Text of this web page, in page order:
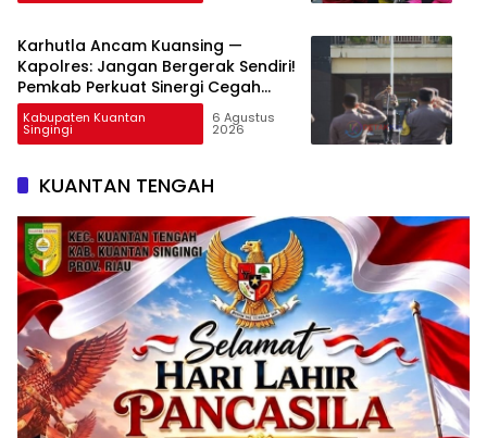
Karhutla Ancam Kuansing —
Kapolres: Jangan Bergerak Sendiri!
Pemkab Perkuat Sinergi Cegah
Bencana
Kabupaten Kuantan
Singingi
6 Agustus
2026
KUANTAN TENGAH